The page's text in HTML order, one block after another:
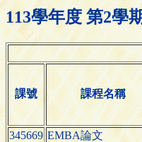
113學年度 第2
課號 課程名稱
345669 EMBA論文